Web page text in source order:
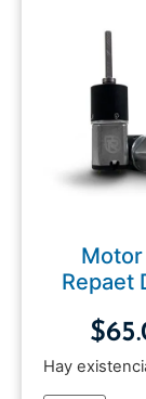
Motor
Repaet
$
Hay